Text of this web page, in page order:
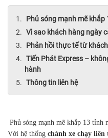
Phủ sóng mạnh mẽ khắp
Vì sao khách hàng ngày
Phản hồi thực tế từ
Tiến Phát Express –
hành
Thông tin liên hệ
Phủ sóng mạnh mẽ khắp 13 tỉnh
Với hệ thống chành xe chạy